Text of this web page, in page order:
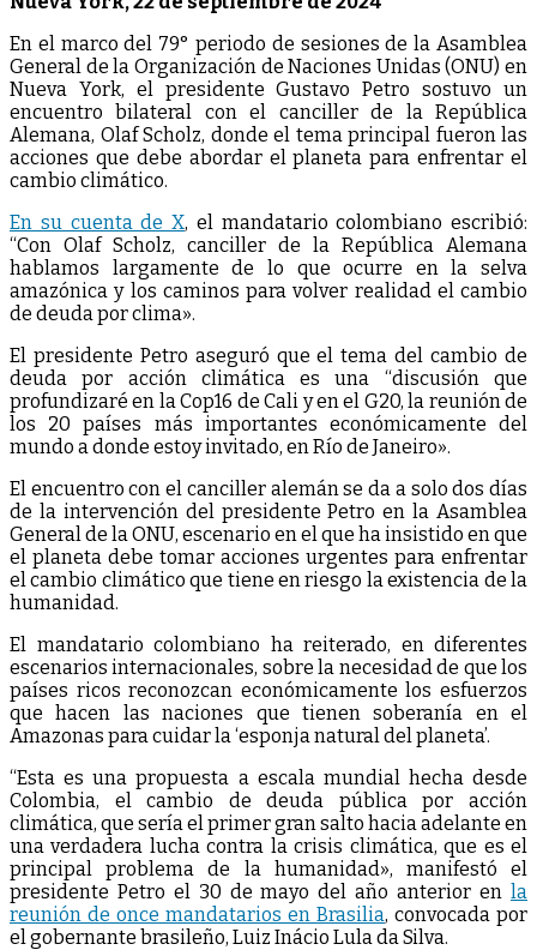
En el marco del 79° periodo de sesiones de la Asamblea
General de la Organización de Naciones Unidas (ONU) en
Nueva York, el presidente Gustavo Petro sostuvo un
encuentro bilateral con el canciller de la República
Alemana, Olaf Scholz, donde el tema principal fueron las
acciones que debe abordar el planeta para enfrentar el
cambio climático.
En su cuenta de X, el mandatario colombiano escribió:
“Con Olaf Scholz, canciller de la República Alemana
hablamos largamente de lo que ocurre en la selva
amazónica y los caminos para volver realidad el cambio
de deuda por clima».
El presidente Petro aseguró que el tema del cambio de
deuda por acción climática es una “discusión que
profundizaré en la Cop16 de Cali y en el G20, la reunión de
los 20 países más importantes económicamente del
mundo a donde estoy invitado, en Río de Janeiro».
El encuentro con el canciller alemán se da a solo dos días
de la intervención del presidente Petro en la Asamblea
General de la ONU, escenario en el que ha insistido en que
el planeta debe tomar acciones urgentes para enfrentar
el cambio climático que tiene en riesgo la existencia de la
humanidad.
El mandatario colombiano ha reiterado, en diferentes
escenarios internacionales, sobre la necesidad de que los
países ricos reconozcan económicamente los esfuerzos
que​ hacen las naciones que tienen soberanía en el
Amazonas para cuidar la ‘esponja natural del planeta’.
​“Esta es una propuesta a escala mundial hecha desde
Colombia, el cambio de deuda pública por acción
climática, que sería el primer gran salto hacia adelante en
una verdadera lucha contra la crisis climática, que es el
principal problema de la humanidad», manifestó el
presidente Petro el 30 de mayo del año anterior en la
reunión de once mandatarios en Brasilia, convocada por
el gobernante brasileño, Luiz Inácio Lula da Silva.